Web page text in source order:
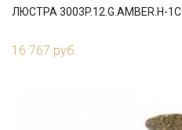
ЛЮСТРА 3003P.12.G.AMBER.H-1C
16 767 руб.